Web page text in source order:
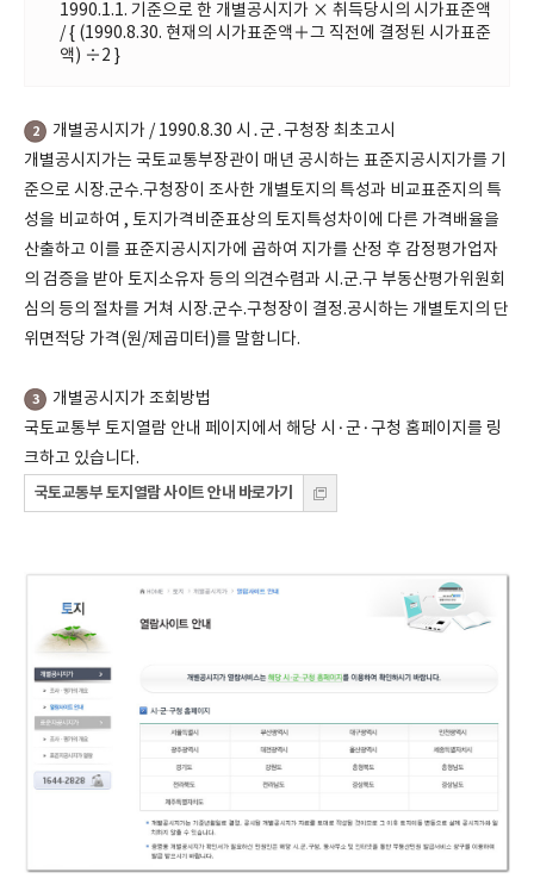
1990.1.1. 기준으로 한 개별공시지가 × 취득당시의 시가표준액
/ { (1990.8.30. 현재의 시가표준액＋그 직전에 결정된 시가표준
액) ÷2 }
2
개별공시지가 / 1990.8.30 시․군․구청장 최초고시
개별공시지가는 국토교통부장관이 매년 공시하는 표준지공시지가를 기
준으로 시장.군수.구청장이 조사한 개별토지의 특성과 비교표준지의 특
성을 비교하여 , 토지가격비준표상의 토지특성차이에 다른 가격배율을
산출하고 이를 표준지공시지가에 곱하여 지가를 산정 후 감정평가업자
의 검증을 받아 토지소유자 등의 의견수렴과 시.군.구 부동산평가위원회
심의 등의 절차를 거쳐 시장.군수.구청장이 결정.공시하는 개별토지의 단
위면적당 가격(원/제곱미터)를 말함니다.
3
개별공시지가 조회방법
국토교통부 토지열람 안내 페이지에서 해당 시·군·구청 홈페이지를 링
크하고 있습니다.
국토교통부 토지열람 사이트 안내 바로가기